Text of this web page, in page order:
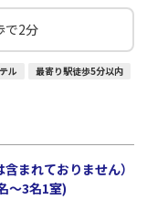
で2分
ル 最寄り駅徒歩5分以内
まれておりません）
～3名1室)